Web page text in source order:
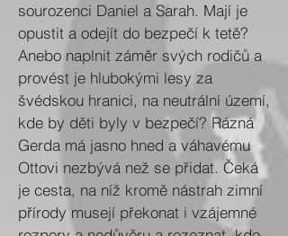
sourozenci Daniel a Sarah. Mají je
opustit a odejít do bezpečí k tetě?
Anebo naplnit záměr svých rodičů a
provést je hlubokými lesy za
švédskou hranici, na neutrální území,
kde by děti byly v bezpečí? Rázná
Gerda má jasno hned a váhavému
Ottovi nezbývá než se přidat. Čeká
je cesta, na níž kromě nástrah zimní
přírody musejí překonat i vzájemné